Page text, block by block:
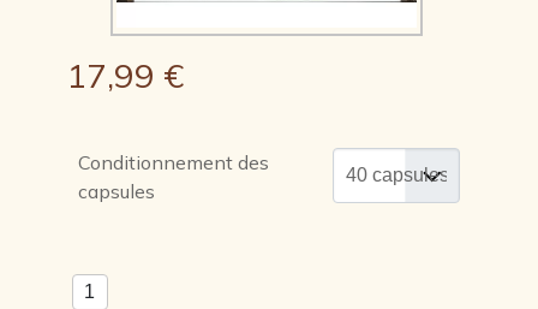
17,99 €
Conditionnement des
capsules